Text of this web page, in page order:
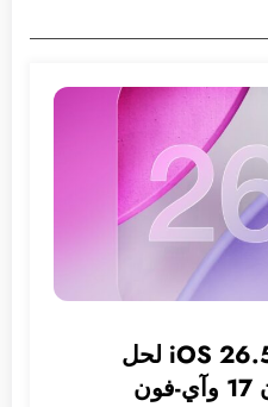
آبل تطلق تحديث iOS 26.5.1 لحل
مشكلة شحن آي-فون 17 وآي-فون